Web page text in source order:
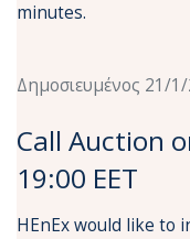
minutes.
Δημοσιευμένος 21/
Call Auction
19:00 EET
HEnEx would like to